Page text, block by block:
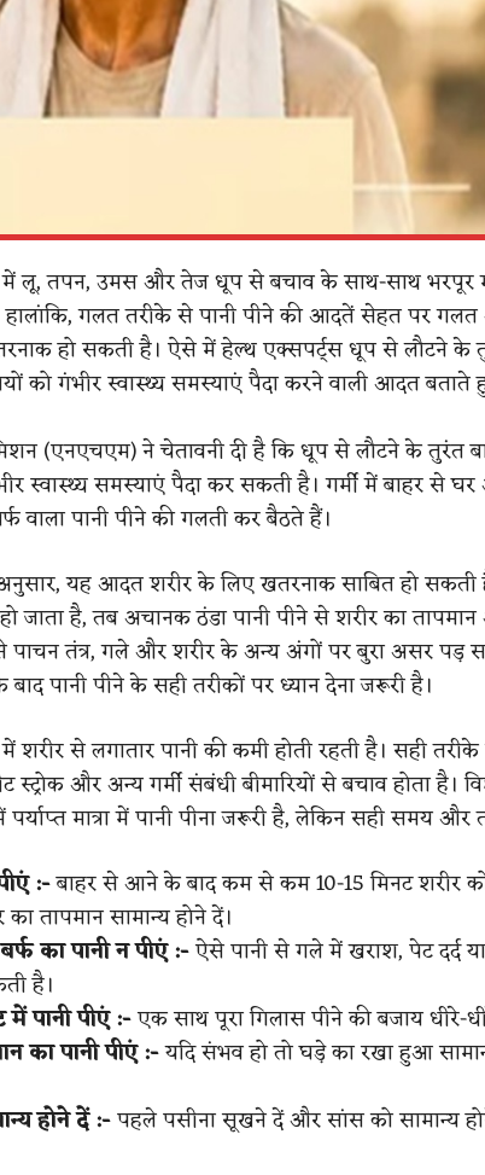
लू, तपन, उमस और तेज धूप से बचाव के साथ-साथ भरपूर
हालांकि, गलत तरीके से पानी पीने की आदतें सेहत पर
हो सकती है। ऐसे में हेल्थ एक्सपर्ट्स धूप से लौटने के
को गंभीर स्वास्थ्य समस्याएं पैदा करने वाली आदत बताते
(एनएचएम) ने चेतावनी दी है कि धूप से लौटने के तुरंत
स्वास्थ्य समस्याएं पैदा कर सकती है। गर्मी में बाहर से
वाला पानी पीने की गलती कर बैठते हैं।
यह आदत शरीर के लिए खतरनाक साबित हो सकती
जाता है, तब अचानक ठंडा पानी पीने से शरीर का
पाचन तंत्र, गले और शरीर के अन्य अंगों पर बुरा असर पड़
पानी पीने के सही तरीकों पर ध्यान देना जरूरी है।
शरीर से लगातार पानी की कमी होती रहती है। सही
स्ट्रोक और अन्य गर्मी संबंधी बीमारियों से बचाव होता है।
मात्रा में पानी पीना जरूरी है, लेकिन सही समय और
:-बाहर से आने के बाद कम से कम 10-15 मिनट शरीर
तापमान सामान्य होने दें।
का पानी न पीएं :-ऐसे पानी से गले में खराश, पेट दर्द
है।
पानी पीएं :-एक साथ पूरा गिलास पीने की बजाय धीरे-
का पानी पीएं :-यदि संभव हो तो घड़े का रखा हुआ
होने दें :-पहले पसीना सूखने दें और सांस को सामान्य